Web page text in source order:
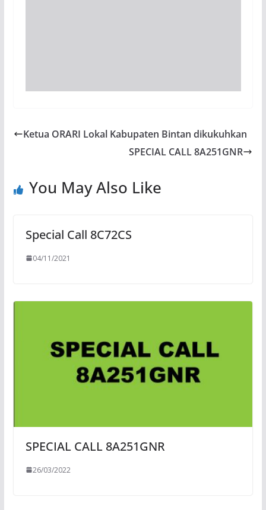
Ketua ORARI Lokal Kabupaten Bintan dikukuhkan
SPECIAL CALL 8A251GNR
You May Also Like
Special Call 8C72CS
04/11/2021
SPECIAL CALL 8A251GNR
26/03/2022